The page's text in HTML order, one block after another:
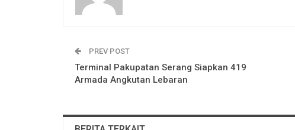
PREV POST
Terminal Pakupatan Serang Siapkan 419
Armada Angkutan Lebaran